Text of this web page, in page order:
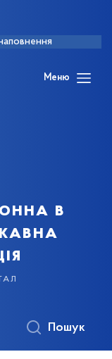
Меню
в
Пошук